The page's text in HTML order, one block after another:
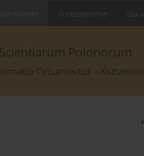
O czasopiśmie Dla
Polonorum
Circumiectus –